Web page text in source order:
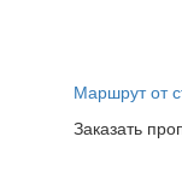
Маршрут от
Заказать